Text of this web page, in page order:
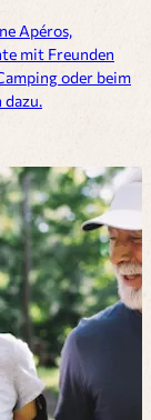
Apéros,
mit Freunden
oder beim
dazu.